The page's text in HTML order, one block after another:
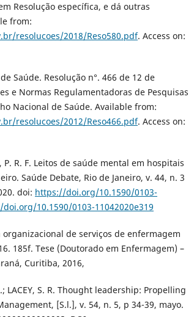
Resolução específica, e dá outras
from:
resolucoes/2018/Reso580.pdf. Access on:
Saúde. Resolução n°. 466 de 12 de
e Normas Regulamentadoras de Pesquisas
Nacional de Saúde. Available from:
resolucoes/2012/Reso466.pdf. Access on:
P. R. F. Leitos de saúde mental em hospitais
Saúde Debate, Rio de Janeiro, v. 44, n. 3
doi: https://doi.org/10.1590/0103-
10.1590/0103-11042020e319
organizacional de serviços de enfermagem
185f. Tese (Doutorado em Enfermagem) –
Curitiba, 2016,
LACEY, S. R. Thought leadership: Propelling
[S.l.], v. 54, n. 5, p 34-39, mayo.